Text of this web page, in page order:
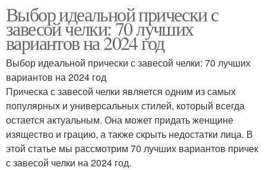
Выбор идеальной прически с
завесой челки: 70 лучших
вариантов на 2024 год
Выбор идеальной прически с завесой челки: 70 лучших
вариантов на 2024 год
Прическа с завесой челки является одним из самых
популярных и универсальных стилей, который всегда
остается актуальным. Она может придать женщине
изящество и грацию, а также скрыть недостатки лица. В
этой статье мы рассмотрим 70 лучших вариантов причек
с завесой челки на 2024 год.